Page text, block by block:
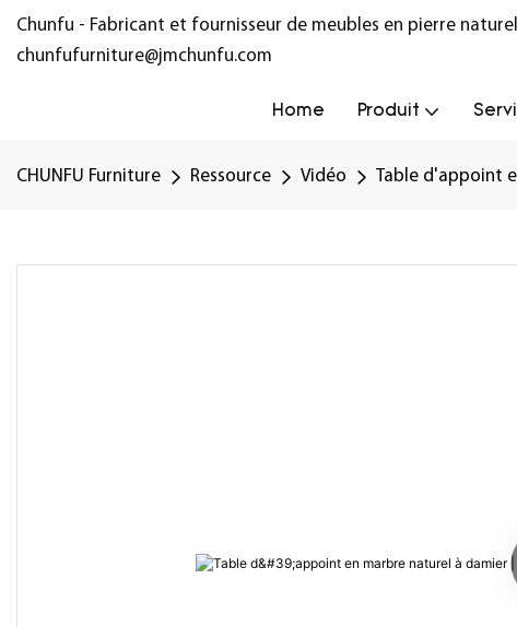
Chunfu - Fabricant et fournisseur de meubles en pierre
chunfufurniture@jmchunfu.com
Home Produit
CHUNFU Furniture Ressource Vidéo Table d'appoint